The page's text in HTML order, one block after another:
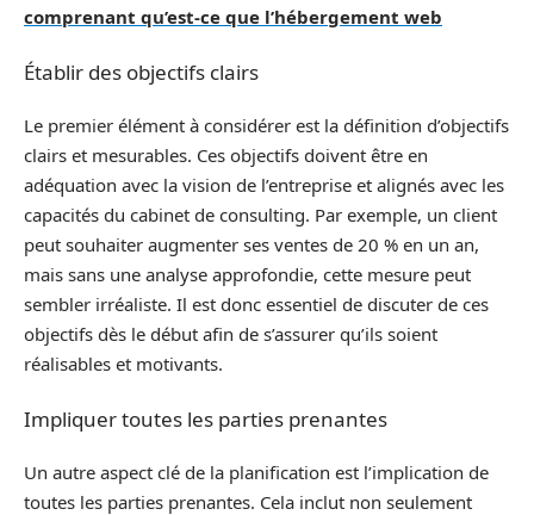
comprenant qu’est-ce que l’hébergement web
Établir des objectifs clairs
Le premier élément à considérer est la définition d’objectifs
clairs et mesurables. Ces objectifs doivent être en
adéquation avec la vision de l’entreprise et alignés avec les
capacités du cabinet de consulting. Par exemple, un client
peut souhaiter augmenter ses ventes de 20 % en un an,
mais sans une analyse approfondie, cette mesure peut
sembler irréaliste. Il est donc essentiel de discuter de ces
objectifs dès le début afin de s’assurer qu’ils soient
réalisables et motivants.
Impliquer toutes les parties prenantes
Un autre aspect clé de la planification est l’implication de
toutes les parties prenantes. Cela inclut non seulement